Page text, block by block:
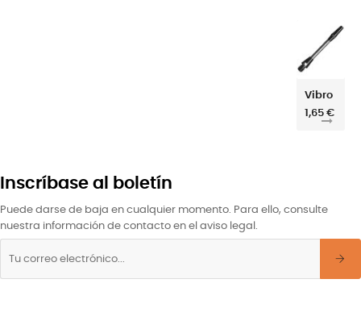
Vibro
1,65 €
Inscríbase al boletín
Puede darse de baja en cualquier momento. Para ello, consulte
nuestra información de contacto en el aviso legal.